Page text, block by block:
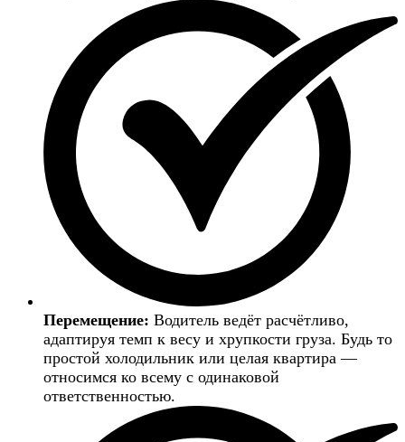
Перемещение: Водитель ведёт расчётливо,
адаптируя темп к весу и хрупкости груза. Будь то
простой холодильник или целая квартира —
относимся ко всему с одинаковой
ответственностью.